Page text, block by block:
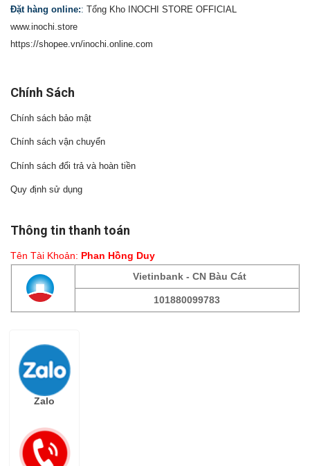
Đặt hàng online:: Tổng Kho INOCHI STORE OFFICIAL
www.inochi.store
https://shopee.vn/inochi.online.com
Chính Sách
Chính sách bảo mật
Chính sách vận chuyển
Chính sách đổi trả và hoàn tiền
Quy định sử dụng
Thông tin thanh toán
Tên Tài Khoản: Phan Hồng Duy
Vietinbank - CN Bàu Cát
101880099783
Fanpage
Zalo